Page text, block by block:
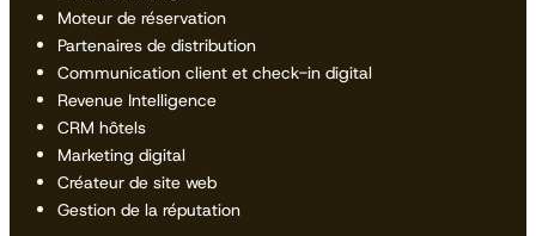
Moteur de réservation
Partenaires de distribution
Communication client et check-in digital
Revenue Intelligence
CRM hôtels
Marketing digital
Créateur de site web
Gestion de la réputation